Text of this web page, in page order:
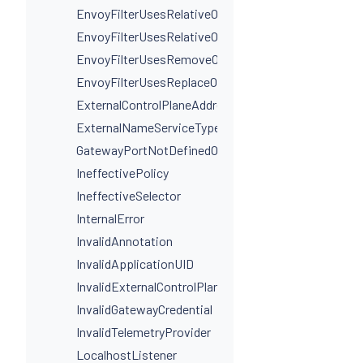
EnvoyFilterUsesRelativeOperation
EnvoyFilterUsesRelativeOperationWithProxyVersion
EnvoyFilterUsesRemoveOperationIncorrectly
EnvoyFilterUsesReplaceOperationIncorrectly
ExternalControlPlaneAddressIsNotAHostname
ExternalNameServiceTypeInvalidPortName
GatewayPortNotDefinedOnService
IneffectivePolicy
IneffectiveSelector
InternalError
InvalidAnnotation
InvalidApplicationUID
InvalidExternalControlPlaneConfig
InvalidGatewayCredential
InvalidTelemetryProvider
LocalhostListener